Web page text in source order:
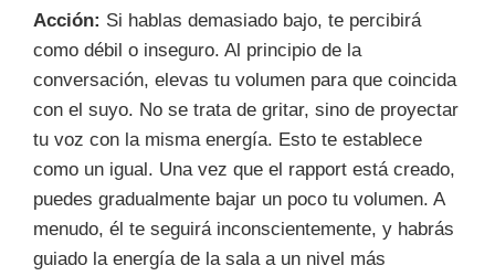
Acción: Si hablas demasiado bajo, te percibirá
como débil o inseguro. Al principio de la
conversación, elevas tu volumen para que coincida
con el suyo. No se trata de gritar, sino de proyectar
tu voz con la misma energía. Esto te establece
como un igual. Una vez que el rapport está creado,
puedes gradualmente bajar un poco tu volumen. A
menudo, él te seguirá inconscientemente, y habrás
guiado la energía de la sala a un nivel más